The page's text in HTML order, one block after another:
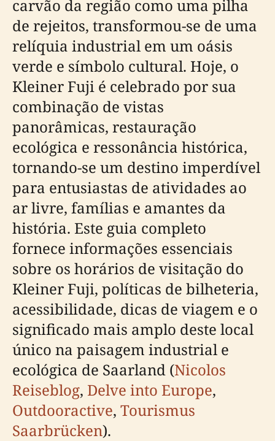
carvão da região como uma pilha
de rejeitos, transformou-se de uma
relíquia industrial em um oásis
verde e símbolo cultural. Hoje, o
Kleiner Fuji é celebrado por sua
combinação de vistas
panorâmicas, restauração
ecológica e ressonância histórica,
tornando-se um destino imperdível
para entusiastas de atividades ao
ar livre, famílias e amantes da
história. Este guia completo
fornece informações essenciais
sobre os horários de visitação do
Kleiner Fuji, políticas de bilheteria,
acessibilidade, dicas de viagem e o
significado mais amplo deste local
único na paisagem industrial e
ecológica de Saarland (Nicolos
Reiseblog, Delve into Europe,
Outdooractive, Tourismus
Saarbrücken).